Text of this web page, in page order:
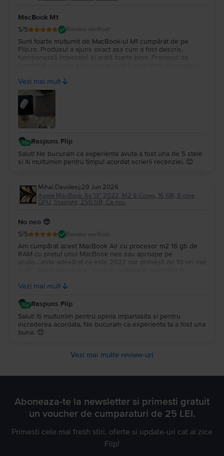
MacBook M1
5/5 Review verificat
Sunt foarte mulțumit de MacBook-ul M1 cumpărat de pe
Flip.ro. Produsul a ajuns exact așa cum a fost descris,
funcționează impecabil și arată foarte bine. Procesul de
Mulțumesc pentru experiența plăcută!
Vezi mai mult
Raspuns Flip
Salut! Ne bucuram ca experienta avuta a fost una de 5 stele
si iti multumim pentru timpul acordat scrierii recenziei. 😊
Mihai Davidesy,29 Jun 2026
Apple MacBook Air 13″ 2022, M2 8 Cores, 16 GB, 8 core
GPU, Starlight, 256 GB, Ca nou
No neo 😎
5/5 Review verificat
Am cumpărat acest MacBook Air cu procesor m2 16 gb de
RAM cu prețul unui MacBook neo sau aproape pe
acolo….este adevărat ca este 2022 dar primești de 10 ori mai
super portabil …nu îl simți în geantă…Multumesc
Vezi mai mult
Raspuns Flip
Salut! Iti multumim pentru opinia impartasita si pentru
increderea acordata. Ne bucuram ca experienta ta a fost una
buna. 😍
Vezi mai multe review-uri
Aboneaza-te la newsletter si primesti gratuit
un voucher de cumparaturi de 25 LEI.
Primesti cele mai fresh stiri, oferte si update-uri cat ai zice
Flip!